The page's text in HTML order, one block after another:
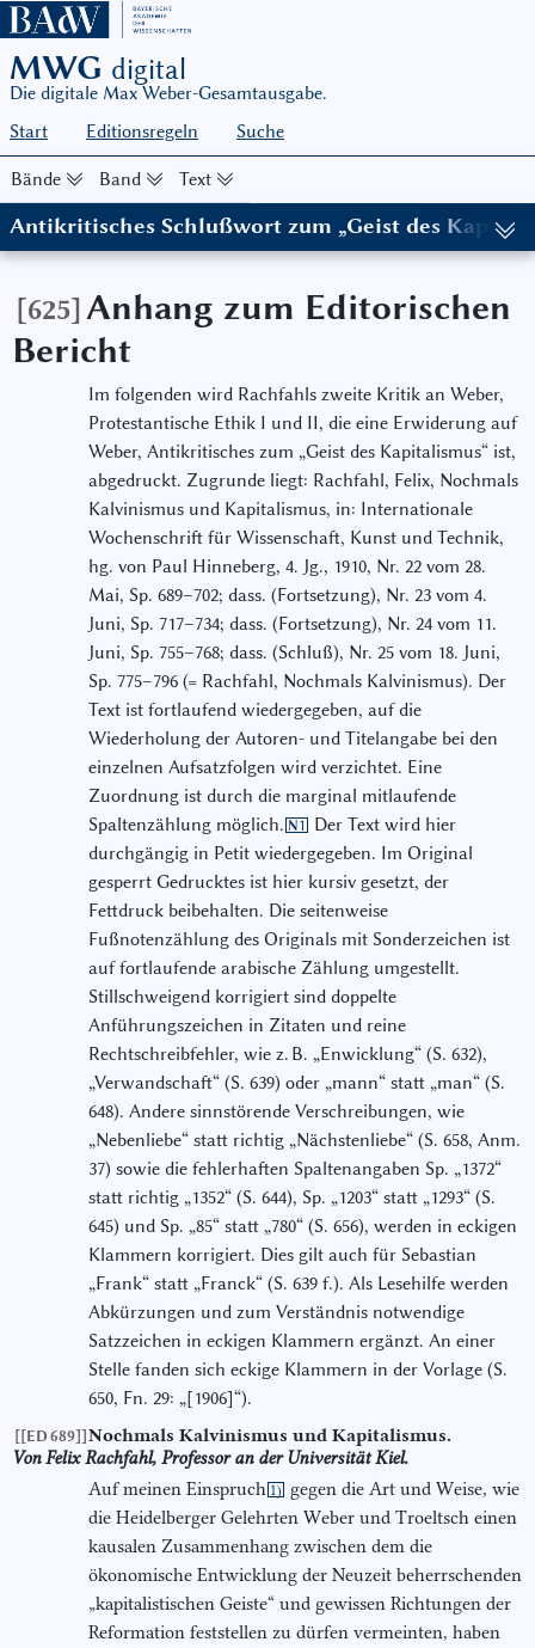
MWG digital
Die digitale Max Weber-Gesamtausgabe.
Start
Editionsregeln Suche
Bände Band Text
Antikritisches Schlußwort zum „Geist des
(in: MWG I/9, hg. von Wolfgang Schluchter in Zusammenarbeit
[625] Anhang zum Editorischen
Bericht
Im folgenden wird Rachfahls zweite Kritik an Weber,
Protestantische Ethik I und II, die eine Erwiderung auf
Weber, Antikritisches zum „Geist des Kapitalismus“ ist,
abgedruckt. Zugrunde liegt: Rachfahl, Felix, Nochmals
Kalvinismus und Kapitalismus, in: Internationale
Wochenschrift für Wissenschaft, Kunst und Technik,
hg. von Paul Hinneberg, 4. Jg., 1910, Nr. 22 vom 28.
Mai, Sp. 689–702; dass. (Fortsetzung), Nr. 23 vom 4.
Juni, Sp. 717–734; dass. (Fortsetzung), Nr. 24 vom 11.
Juni, Sp. 755–768; dass. (Schluß), Nr. 25 vom 18. Juni,
Sp. 775–796 (= Rachfahl, Nochmals Kalvinismus). Der
Text ist fortlaufend wiedergegeben, auf die
Wiederholung der Autoren- und Titelangabe bei den
einzelnen Aufsatzfolgen wird verzichtet. Eine
Zuordnung ist durch die marginal mitlaufende
Spaltenzählung möglich. N1
Der Text wird hier
durchgängig in Petit wiedergegeben. Im Original
gesperrt Gedrucktes ist hier kursiv gesetzt, der
Fettdruck beibehalten. Die seitenweise
Fußnotenzählung des Originals mit Sonderzeichen ist
auf fortlaufende arabische Zählung umgestellt.
Stillschweigend korrigiert sind doppelte
Anführungszeichen in Zitaten und reine
Rechtschreibfehler, wie z. B. „Enwicklung“ (S. 632),
„Verwandschaft“ (S. 639) oder „mann“ statt „man“ (S.
648). Andere sinnstörende Verschreibungen, wie
„Nebenliebe“ statt richtig „Nächstenliebe“ (S. 658, Anm.
37) sowie die fehlerhaften Spaltenangaben Sp. „1372“
statt richtig „1352“ (S. 644), Sp. „1203“ statt „1293“ (S.
645) und Sp. „85“ statt „780“ (S. 656), werden in eckigen
Klammern korrigiert. Dies gilt auch für Sebastian
„Frank“ statt „Franck“ (S. 639 f.). Als Lesehilfe werden
Abkürzungen und zum Verständnis notwendige
Satzzeichen in eckigen Klammern ergänzt. An einer
Stelle fanden sich eckige Klammern in der Vorlage (S.
650, Fn. 29: „[1906]“).
[[ED 689]]
Nochmals Kalvinismus und Kapitalismus.
Von Felix Rachfahl, Professor an der Universität Kiel.
Auf meinen Einspruch 1)
gegen die Art und Weise, wie
die Heidelberger Gelehrten Weber und Troeltsch einen
kausalen Zusammenhang zwischen dem die
ökonomische Entwicklung der Neuzeit beherrschenden
„kapitalistischen Geiste“ und gewissen Richtungen der
Reformation feststellen zu dürfen vermeinten, haben